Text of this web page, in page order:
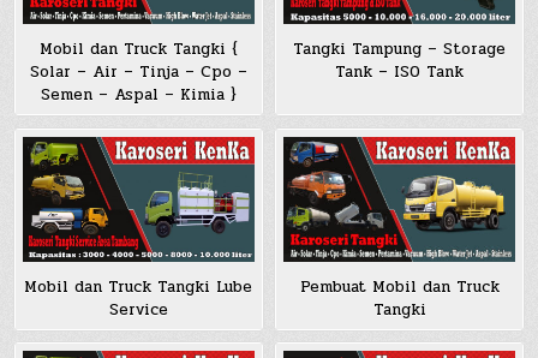
Mobil dan Truck Tangki {
Solar – Air – Tinja – Cpo –
Semen – Aspal – Kimia }
Tangki Tampung – Storage
Tank – ISO Tank
Mobil dan Truck Tangki Lube
Service
Pembuat Mobil dan Truck
Tangki